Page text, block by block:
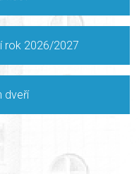
rok 2026/2027
dveří